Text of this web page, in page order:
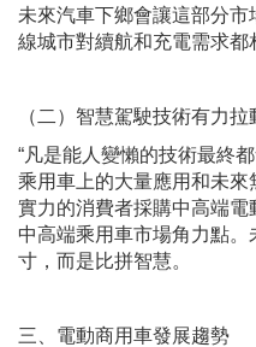
未來汽車下鄉會讓這部分
線城市對續航和充電需求都
（二）智慧駕駛技術有力拉
“凡是能人變懶的技術最終
乘用車上的大量應用和未
實力的消費者採購中高端
中高端乘用車市場角力點
寸，而是比拼智慧。
三、電動商用車發展趨勢